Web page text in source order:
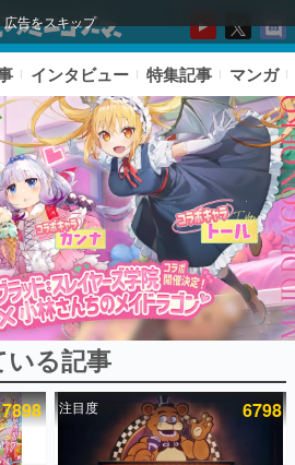
広告をスキップ
る記事ランキング
インタビュー 特集記事 マンガ
る記事
7898 注目度 6798